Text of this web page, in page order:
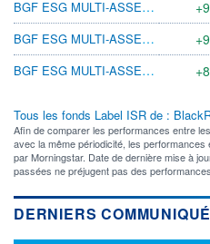
BGF ESG MULTI-ASSET A10 SGD H
BGF ESG MULTI-ASSET A8 SGD H
BGF ESG MULTI-ASSET I2
Tous les fonds Label ISR de :
Afin de comparer les performances entre
avec la même périodicité, les
par Morningstar. Date de dernière mise à
passées ne préjugent pas des
DERNIERS